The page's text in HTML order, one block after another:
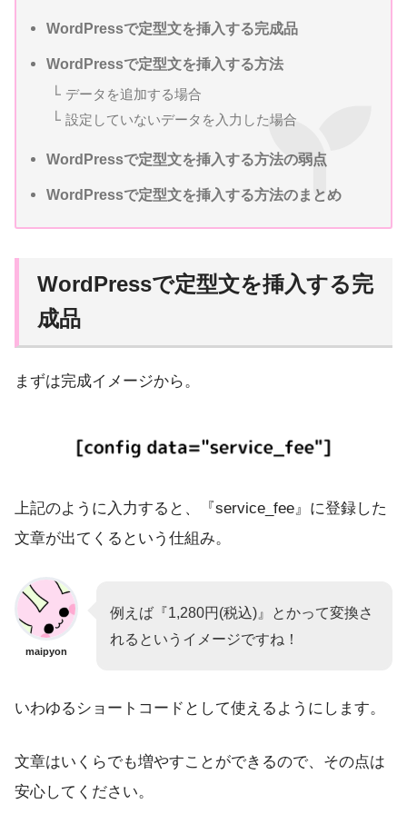
WordPressで定型文を挿入する完成品
WordPressで定型文を挿入する方法
データを追加する場合
設定していないデータを入力した場合
WordPressで定型文を挿入する方法の弱点
WordPressで定型文を挿入する方法のまとめ
WordPressで定型文を挿入する完
成品
まずは完成イメージから。
上記のように入力すると、『service_fee』に登録した
文章が出てくるという仕組み。
maipyon
例えば『1,280円(税込)』とかって変換さ
れるというイメージですね！
いわゆるショートコードとして使えるようにします。
文章はいくらでも増やすことができるので、その点は
安心してください。